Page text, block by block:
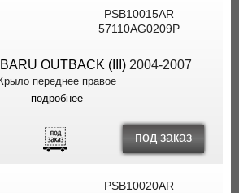
PSB10015AR
57110AG0209P
OUTBACK (III)2004-2007
Крыло переднее правое
подробнее
под заказ
PSB10020AR